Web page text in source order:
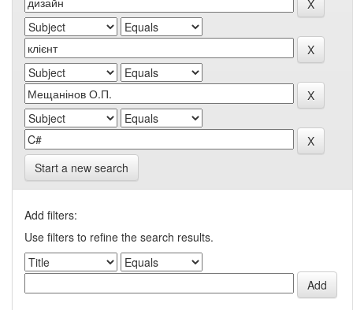
Start a new search
Add filters:
Use filters to refine the search results.